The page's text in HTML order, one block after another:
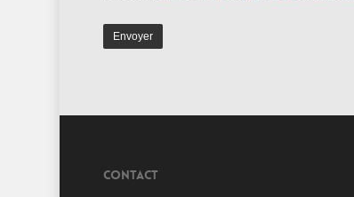
CONTACT